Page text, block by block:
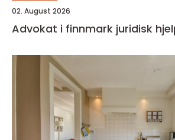
02. August 2026
Advokat i finnmark